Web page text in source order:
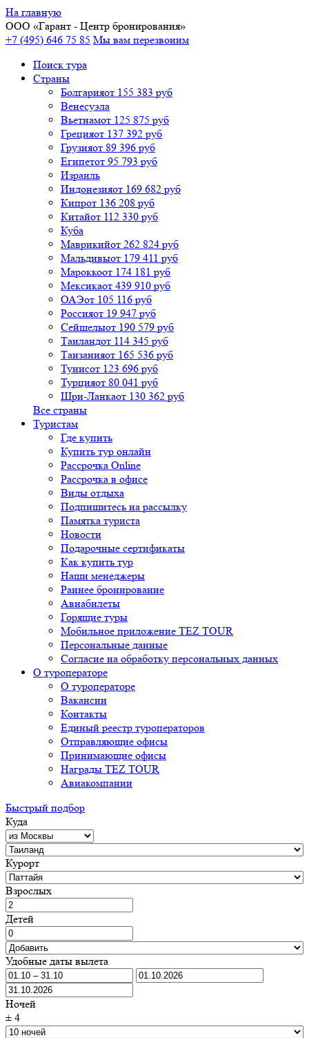
На главную
ООО «Гарант - Центр бронирования»
+7 (495) 646 75 85 Мы вам перезвоним
Поиск тура
Cтраны
Болгарияот 155 383 руб
Венесуэла
Вьетнамот 125 875 руб
Грецияот 137 392 руб
Грузияот 89 396 руб
Египетот 95 793 руб
Израиль
Индонезияот 169 682 руб
Кипрот 136 208 руб
Китайот 112 330 руб
Куба
Маврикийот 262 824 руб
Мальдивыот 179 411 руб
Мароккоот 174 181 руб
Мексикаот 439 910 руб
ОАЭот 105 116 руб
Россияот 19 947 руб
Сейшелыот 190 579 руб
Таиландот 114 345 руб
Танзанияот 165 536 руб
Тунисот 123 696 руб
Турцияот 80 041 руб
Шри-Ланкаот 130 362 руб
Все страны
Туристам
Где купить
Купить тур онлайн
Рассрочка Online
Рассрочка в офисе
Виды отдыха
Подпишитесь на рассылку
Памятка туриста
Новости
Подарочные сертификаты
Как купить тур
Наши менеджеры
Раннее бронирование
Авиабилеты
Горящие туры
Мобильное приложение TEZ TOUR
Персональные данные
Согласие на обработку персональных данных
О туроператоре
О туроператоре
Вакансии
Контакты
Единый реестр туроператоров
Отправляющие офисы
Принимающие офисы
Награды TEZ TOUR
Авиакомпании
Быстрый подбор
Куда
Курорт
Взрослых
Детей
Удобные даты вылета
Ночей
± 4